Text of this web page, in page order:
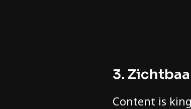
3.
Content is